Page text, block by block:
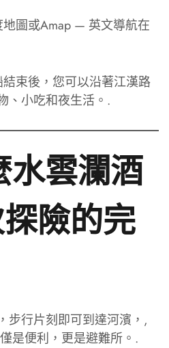
圖或Amap — 英文導航在
束後，您可以沿著江漢路
、小吃和夜生活。.
水雲瀾酒
險的完
步行片刻即可到達河濱，,
是便利，更是避難所。.